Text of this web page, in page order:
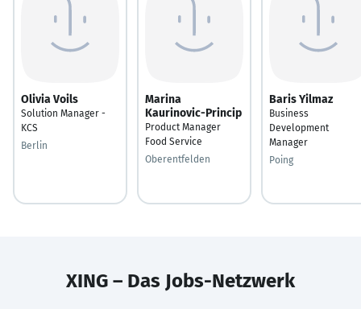
Olivia Voils
Solution Manager -
KCS
Berlin
Marina
Kaurinovic-Princip
Product Manager
Food Service
Oberentfelden
Baris Yilmaz
Business
Development
Manager
Poing
XING – Das Jobs-Netzwerk